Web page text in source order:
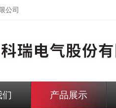
公司
们 产品展示